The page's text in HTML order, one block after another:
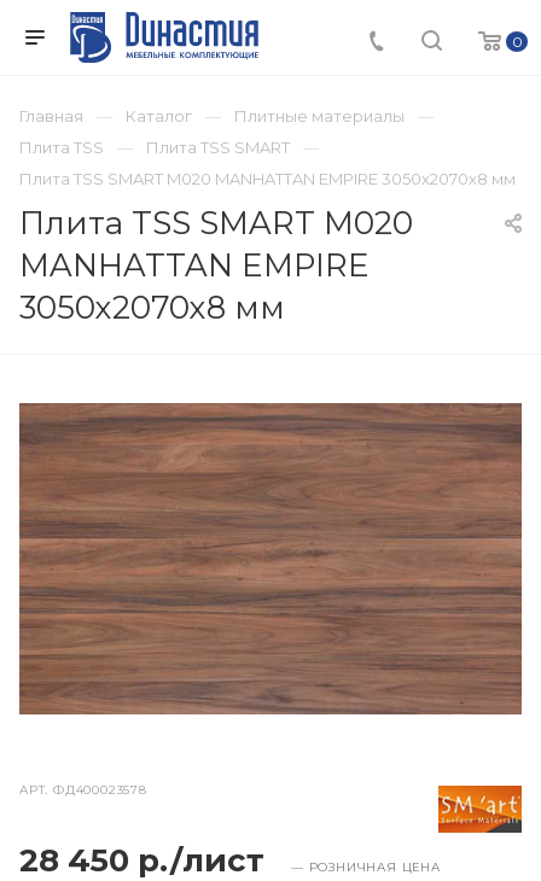
0
Главная Каталог
Плитные материалы
Плита TSS
Плита TSS SMART
Плита TSS SMART M020 MANHATTAN EMPIRE 3050х2070х8 мм
Плита TSS SMART M020
MANHATTAN EMPIRE
3050х2070х8 мм
АРТ.ФД400023578
28 450 р./лист — РОЗНИЧНАЯ ЦЕНА